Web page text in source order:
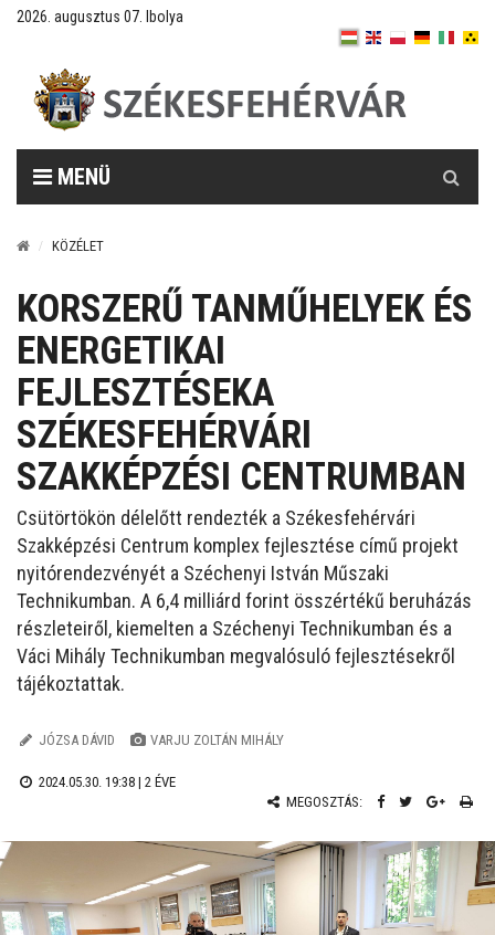
2026. augusztus 07. Ibolya
MENÜ
KÖZÉLET
KORSZERŰ TANMŰHELYEK ÉS
ENERGETIKAI
FEJLESZTÉSEKA
SZÉKESFEHÉRVÁRI
SZAKKÉPZÉSI CENTRUMBAN
Csütörtökön délelőtt rendezték a Székesfehérvári
Szakképzési Centrum komplex fejlesztése című projekt
nyitórendezvényét a Széchenyi István Műszaki
Technikumban. A 6,4 milliárd forint összértékű beruházás
részleteiről, kiemelten a Széchenyi Technikumban és a
Váci Mihály Technikumban megvalósuló fejlesztésekről
tájékoztattak.
JÓZSA DÁVID VARJU ZOLTÁN MIHÁLY
2024.05.30. 19:38 | 2 ÉVE
MEGOSZTÁS: